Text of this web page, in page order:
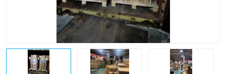
DHL国际快递电话 深圳国际快递
新能源电池出口物流